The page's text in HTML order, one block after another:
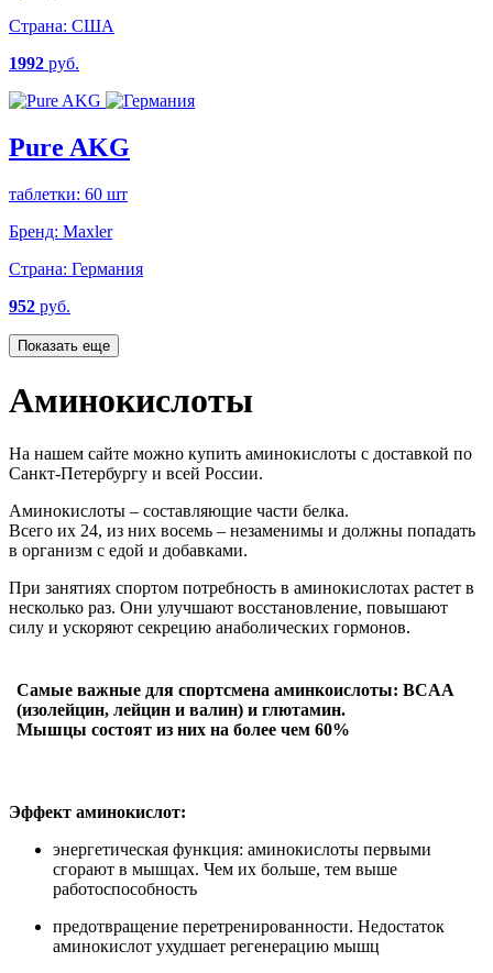
Страна: США
1992 руб.
Pure AKG
таблетки: 60 шт
Бренд: Maxler
Страна: Германия
952 руб.
Показать еще
Аминокислоты
На нашем сайте можно купить аминокислоты с доставкой по
Санкт-Петербургу и всей России.
Аминокислоты – составляющие части белка.
Всего их 24, из них восемь – незаменимы и должны попадать
в организм с едой и добавками.
При занятиях спортом потребность в аминокислотах растет в
несколько раз. Они улучшают восстановление, повышают
силу и ускоряют секрецию анаболических гормонов.
Самые важные для спортсмена аминкоислоты: BCAA
(изолейцин, лейцин и валин) и глютамин.
Мышцы состоят из них на более чем 60%
Эффект аминокислот:
энергетическая функция: аминокислоты первыми
сгорают в мышцах. Чем их больше, тем выше
работоспособность
предотвращение перетренированности. Недостаток
аминокислот ухудшает регенерацию мышц